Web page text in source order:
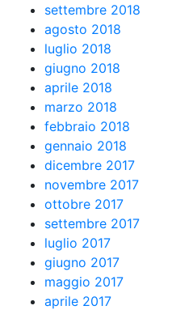
settembre 2018
agosto 2018
luglio 2018
giugno 2018
aprile 2018
marzo 2018
febbraio 2018
gennaio 2018
dicembre 2017
novembre 2017
ottobre 2017
settembre 2017
luglio 2017
giugno 2017
maggio 2017
aprile 2017